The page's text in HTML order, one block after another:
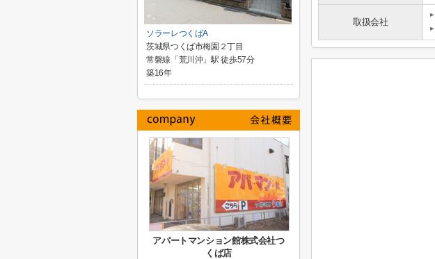
取扱会社
ソラーレつくばA
茨城県つくば市梅園２丁目
常磐線「荒川沖」駅 徒歩57分
築16年
アパートマンション館株式会社つ
くば店